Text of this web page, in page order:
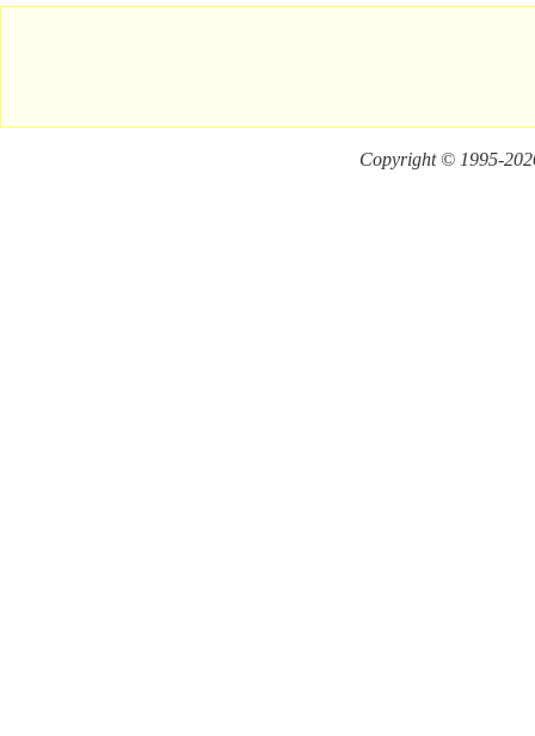
Copyright © 1995-